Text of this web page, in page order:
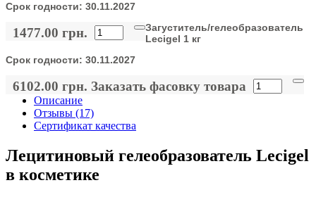
Срок годности: 30.11.2027
1477.00 грн.
Загуститель/гелеобразователь
Lecigel 1 кг
Срок годности: 30.11.2027
6102.00 грн. Заказать фасовку товара
Описание
Отзывы (17)
Сертификат качества
Лецитиновый гелеобразователь Lecigel
в косметике